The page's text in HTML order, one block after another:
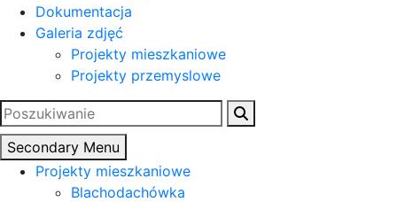
Dokumentacja
Galeria zdjęć
Projekty mieszkaniowe
Projekty przemyslowe
Szukaj:
Secondary Menu
Projekty mieszkaniowe
Blachodachówka